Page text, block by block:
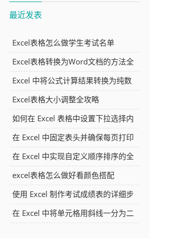
最近发表
Excel表格怎么做学生考试名单
Excel表格转换为Word文档的方法全
解析
Excel 中将公式计算结果转换为纯数
字的多种方法
Excel表格大小调整全攻略
如何在 Excel 表格中设置下拉选择内
容
在 Excel 中固定表头并确保每页打印
时都显示表头的方法详解
在 Excel 中实现自定义顺序排序的全
面指南
excel表格怎么做好看颜色搭配
使用 Excel 制作考试成绩表的详细步
骤及技巧
在 Excel 中将单元格用斜线一分为二